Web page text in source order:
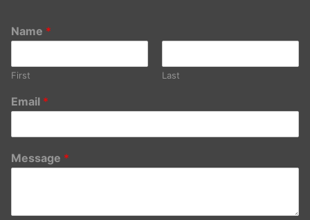
Name *
First Last
Email *
Message *